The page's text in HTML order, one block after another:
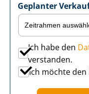
Geplanter
Ich habe den
verstanden.
Ich möchte